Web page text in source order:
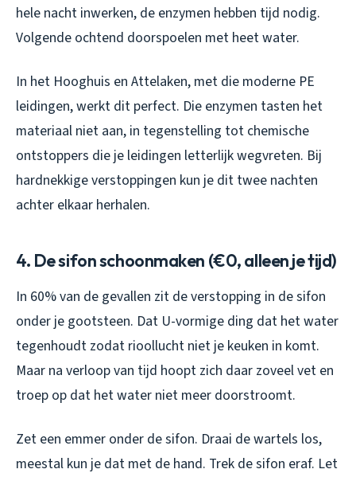
hele nacht inwerken, de enzymen hebben tijd nodig.
Volgende ochtend doorspoelen met heet water.
In het Hooghuis en Attelaken, met die moderne PE
leidingen, werkt dit perfect. Die enzymen tasten het
materiaal niet aan, in tegenstelling tot chemische
ontstoppers die je leidingen letterlijk wegvreten. Bij
hardnekkige verstoppingen kun je dit twee nachten
achter elkaar herhalen.
4. De sifon schoonmaken (€0, alleen je tijd)
In 60% van de gevallen zit de verstopping in de sifon
onder je gootsteen. Dat U-vormige ding dat het water
tegenhoudt zodat rioollucht niet je keuken in komt.
Maar na verloop van tijd hoopt zich daar zoveel vet en
troep op dat het water niet meer doorstroomt.
Zet een emmer onder de sifon. Draai de wartels los,
meestal kun je dat met de hand. Trek de sifon eraf. Let